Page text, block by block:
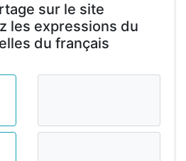
sur le site
les expressions du
du français